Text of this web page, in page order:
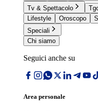
Tv & Spettacolo
Lifestyle
Oroscopo
Speciali
Chi siamo
Seguici anche su
Area personale